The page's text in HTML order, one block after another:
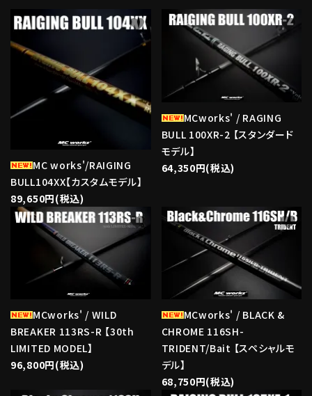
MC works'/RAIGING
BULL104XX【カスタムモデル】
89,650円(税込)
favorite
MCworks' / RAGING
BULL 100XR-2 【スタンダード
モデル】
64,350円(税込)
favorite
MCworks' / WILD
BREAKER 113RS-R 【30th
LIMITED MODEL】
96,800円(税込)
favorite
MCworks' / BLACK &
CHROME 116SH-
TRIDENT/Bait 【スペシャルモ
デル】
68,750円(税込)
favorite